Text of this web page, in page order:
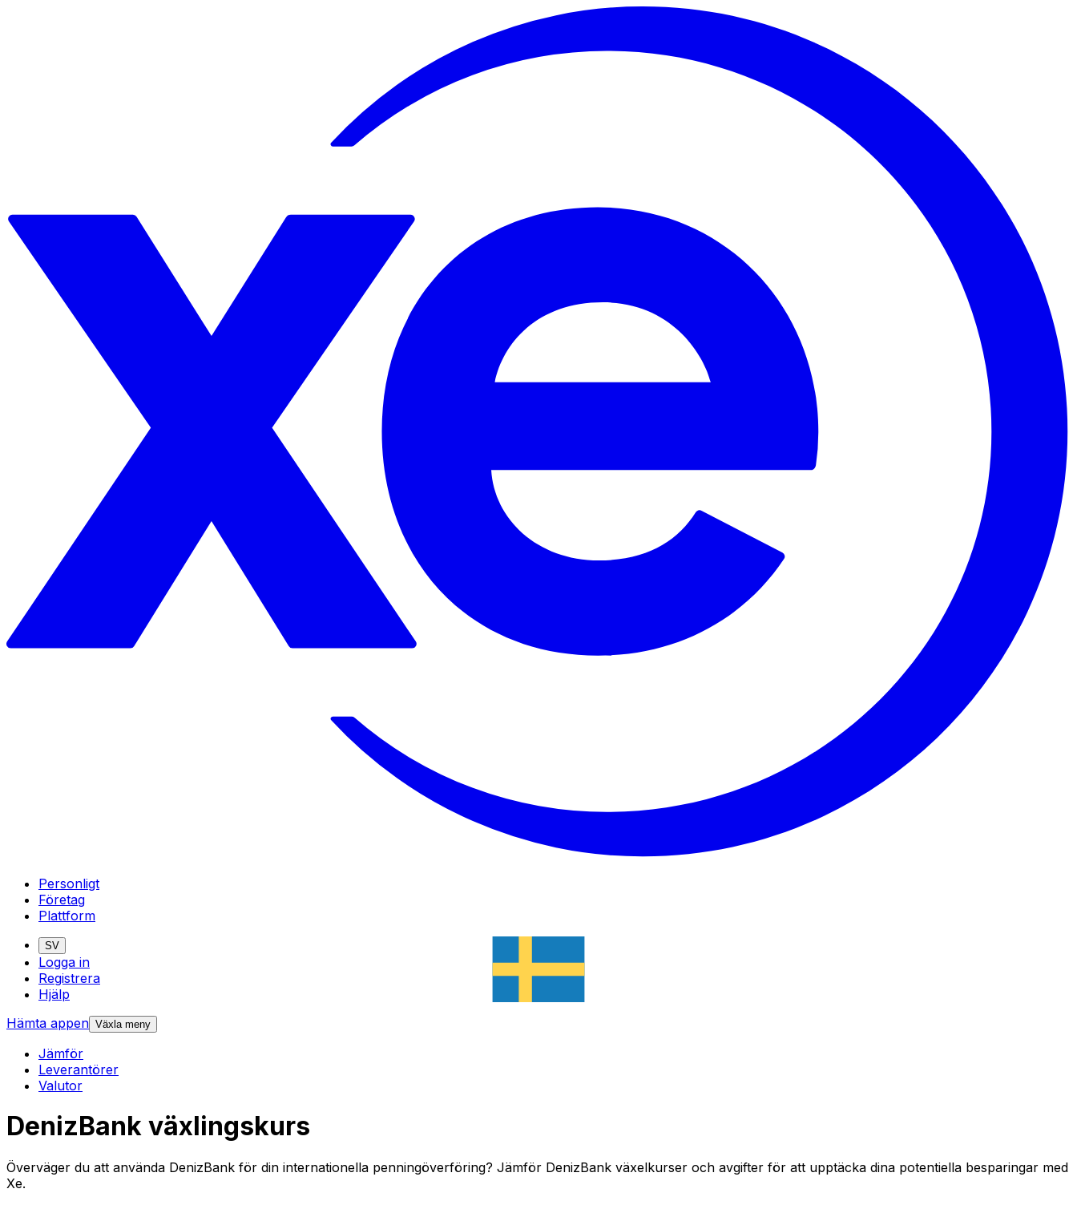
Personligt
Företag
Plattform
SV
Logga in
Registrera
Hjälp
Hämta appen Växla meny
Jämför
Leverantörer
Valutor
DenizBank växlingskurs
Överväger du att använda DenizBank för din internationella penningöverföring? Jämför DenizBank växelkurser och avgifter för att upptäcka dina potentiella besparingar med
Xe.